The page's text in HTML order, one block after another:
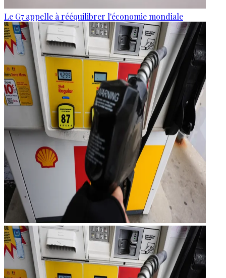
Le G7 appelle à rééquilibrer l'économie mondiale